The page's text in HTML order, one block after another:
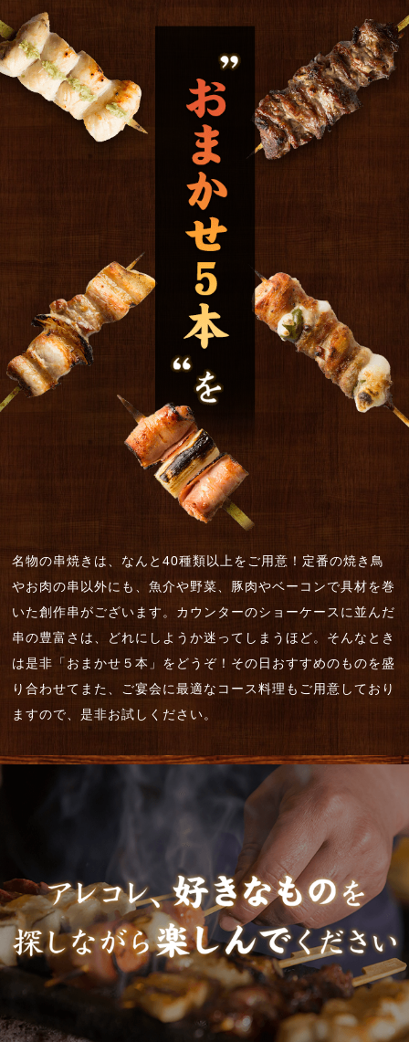
名物の串焼きは、なんと40種類以上をご用意！定番の焼き鳥
やお肉の串以外にも、魚介や野菜、豚肉やベーコンで具材を巻
いた創作串がございます。カウンターのショーケースに並んだ
串の豊富さは、どれにしようか迷ってしまうほど。そんなとき
は是非「おまかせ５本」をどうぞ！その日おすすめのものを盛
り合わせてまた、ご宴会に最適なコース料理もご用意しており
ますので、是非お試しください。